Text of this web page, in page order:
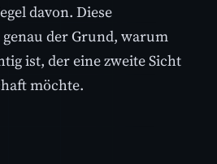
davon. Diese
der Grund, warum
ist, der eine zweite Sicht
möchte.